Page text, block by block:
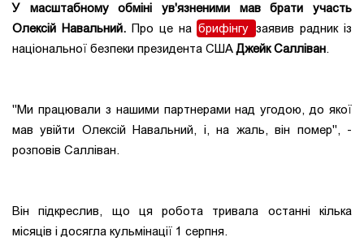
У масштабному обміні ув'язненими мав брати участь
Олексій Навальний. Про це на брифінгу заявив радник із
національної безпеки президента СШАДжейк Салліван.
"Ми працювали з нашими партнерами над угодою, до якої
мав увійти Олексій Навальний, і, на жаль, він помер", -
розповів Салліван.
Він підкреслив, що ця робота тривала останні кілька
місяців і досягла кульмінації 1 серпня.